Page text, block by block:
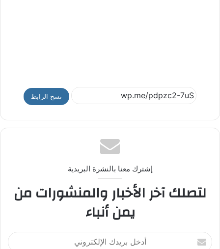
نسخ الرابط
إشترك معنا بالنشرة البريدية
لتصلك آخر الأخبار والمنشورات من
يمن أنباء
أ
د